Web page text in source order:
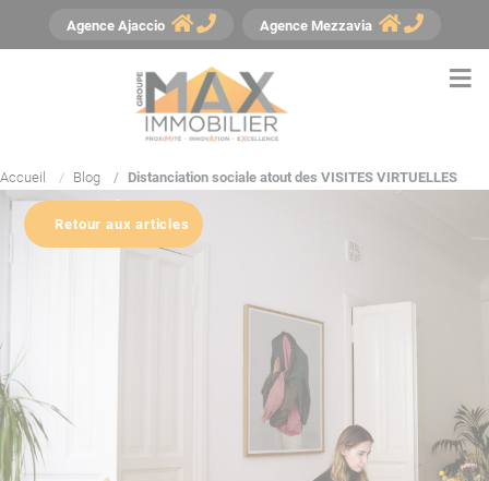
Agence Ajaccio Agence Mezzavia
Accueil Blog Distanciation sociale atout des VISITES VIRTUELLES
Retour aux articles
Panneau de gestion des cookies